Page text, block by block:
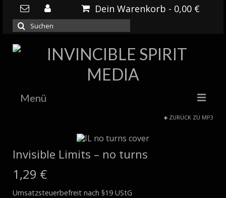
Dein Warenkorb - 0,00 €
Suchen
nach:
Menü
ZURÜCK ZU MP3
Invisible Limits – no turns
1,29 €
Umsatzsteuerbefreit nach §19 UStG